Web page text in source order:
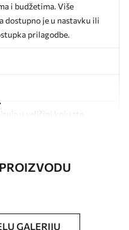
i budžetima. Više
dostupno je u nastavku ili
prilagodbe.
u veličini koju ste
premaz od laka i/ili ljepilo
tapete mogu se čistiti
GALERIJU